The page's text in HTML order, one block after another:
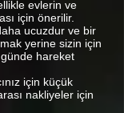
evlerin ve
için önerilir.
ucuzdur ve bir
yerine sizin için
hareket
için küçük
nakliyeler için